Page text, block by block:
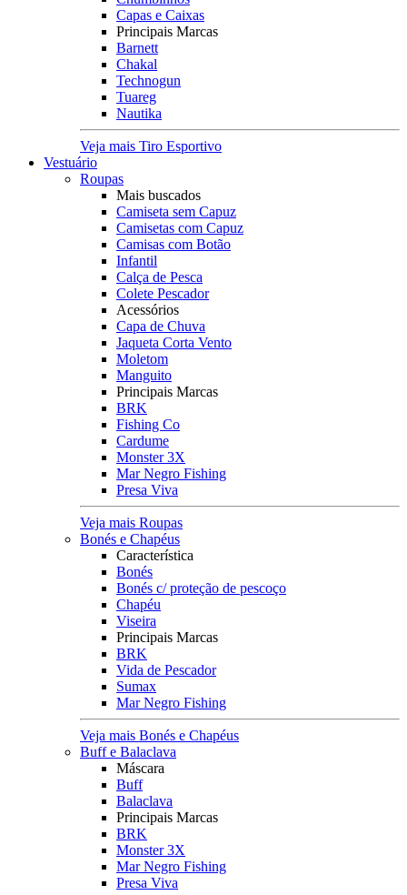
Capas e Caixas
Principais Marcas
Barnett
Chakal
Technogun
Tuareg
Nautika
Veja mais Tiro Esportivo
Vestuário
Roupas
Mais buscados
Camiseta sem Capuz
Camisetas com Capuz
Camisas com Botão
Infantil
Calça de Pesca
Colete Pescador
Acessórios
Capa de Chuva
Jaqueta Corta Vento
Moletom
Manguito
Principais Marcas
BRK
Fishing Co
Cardume
Monster 3X
Mar Negro Fishing
Presa Viva
Veja mais Roupas
Bonés e Chapéus
Característica
Bonés
Bonés c/ proteção de pescoço
Chapéu
Viseira
Principais Marcas
BRK
Vida de Pescador
Sumax
Mar Negro Fishing
Veja mais Bonés e Chapéus
Buff e Balaclava
Máscara
Buff
Balaclava
Principais Marcas
BRK
Monster 3X
Mar Negro Fishing
Presa Viva